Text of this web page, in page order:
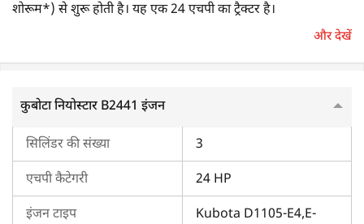
शोरूम*) से शुरू होती है। यह एक 24 एचपी का ट्रैक्टर है।
कुबोटा नियोस्टार B2441 का इंजन
1123 CC है। यह एक 24 एचपी का ट्रैक्टर है, जो मैक्सिमम 70 Nm का
टॉर्क देता है। इसमें लिक्विड-कूलिंग सिस्टम भी है।
कुबोटा नियोस्टार B2441 का ट्रांसमिशन
कुबोटा नियोस्टार B2441 में सिंगल क्लच और 9 फॉरवर्ड + 3 रिवर्स गियर
स्पीड हैं। इसमें एक साइड शिफ्ट गियर लीवर है। इसकी मैक्सिमम फॉरवर्ड
और देखें
कुबोटा नियोस्टार B2441 इंजन
सिलिंडर की संख्या 3
एचपी कैटेगरी 24 HP
इंजन टाइप
Kubota D1105-E4,E-